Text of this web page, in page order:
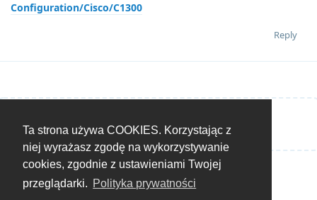
Ta strona używa COOKIES. Korzystając z
niej wyrażasz zgodę na wykorzystywanie
cookies, zgodnie z ustawieniami Twojej
przeglądarki. Polityka prywatności
Configuration/Cisco/C1300
Reply
Write a Reply...